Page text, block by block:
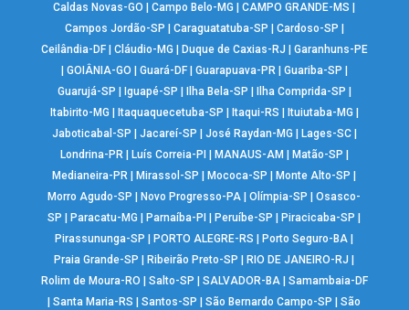
Caldas Novas-GO
|Campo Belo-MG |CAMPO GRANDE-MS
Campos Jordão-SP
Caraguatatuba-SP Cardoso-SP
Ceilândia-DF| Cláudio-MG Duque de Caxias-RJ
Garanhuns-PE
GOIÂNIA-GO Guará-DF| Guarapuava-PR| Guariba-SP
Guarujá-SP
Iguapé-SP Ilha Bela-SP Ilha Comprida-SP
Itabirito-MG
Itaquaquecetuba-SP Itaqui-RS Ituiutaba-MG
Jaboticabal-SP
Jacareí-SP José Raydan-MG Lages-SC|
Londrina-PR| Luís Correia-PI MANAUS-AM Matão-SP
Medianeira-PR
Mirassol-SP Mococa-SP Monte Alto-SP
Morro Agudo-SP
Novo Progresso-PA |Olímpia-SP |Osasco-
SP
Paracatu-MG Parnaíba-PI Peruíbe-SP Piracicaba-SP
Pirassununga-SP
PORTO ALEGRE-RS Porto Seguro-BA
Praia Grande-SP
Ribeirão Preto-SP RIO DE JANEIRO-RJ
Rolim de Moura-RO
Salto-SP SALVADOR-BA| Samambaia-DF
|Santa Maria-RS |Santos-SP |São Bernardo Campo-SP |São